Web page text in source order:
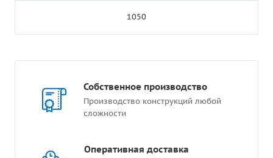
1050
Собственное производство
Производство конструкций любой
сложности
Оперативная доставка